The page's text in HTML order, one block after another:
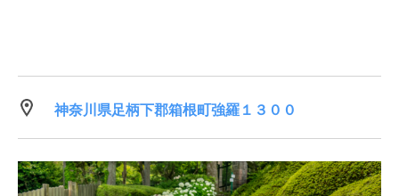
神奈川県足柄下郡箱根町強羅１３００